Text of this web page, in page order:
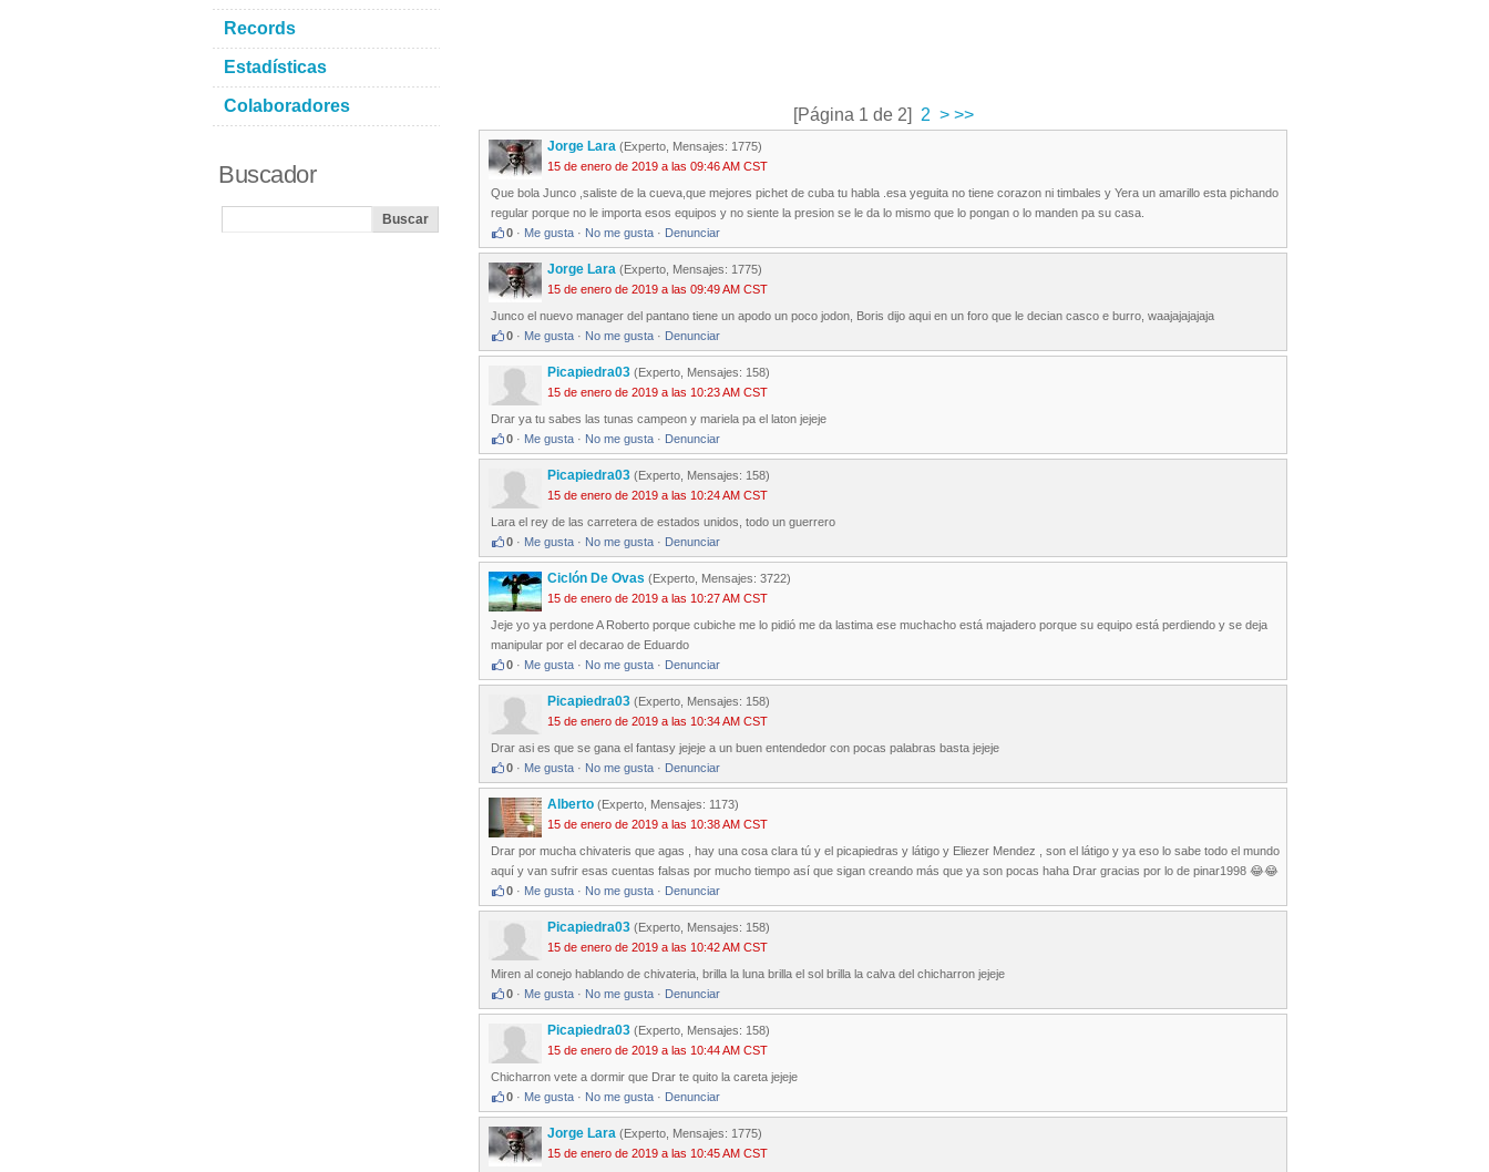
[Página 1 de 2] 2 >>>
Jorge Lara (Experto, Mensajes: 1775)
15 de enero de 2019 a las 09:46 AM CST
Que bola Junco ,saliste de la cueva,que mejores pichet de cuba tu habla .esa yeguita no tiene corazon ni timbales y Yera un amarillo esta pichando
regular porque no le importa esos equipos y no siente la presion se le da lo mismo que lo pongan o lo manden pa su casa.
0 · Me gusta · No me gusta · Denunciar
Jorge Lara (Experto, Mensajes: 1775)
15 de enero de 2019 a las 09:49 AM CST
Junco el nuevo manager del pantano tiene un apodo un poco jodon, Boris dijo aqui en un foro que le decian casco e burro, waajajajajaja
0 · Me gusta · No me gusta · Denunciar
Picapiedra03 (Experto, Mensajes: 158)
15 de enero de 2019 a las 10:23 AM CST
Drar ya tu sabes las tunas campeon y mariela pa el laton jejeje
0 · Me gusta · No me gusta · Denunciar
Picapiedra03 (Experto, Mensajes: 158)
15 de enero de 2019 a las 10:24 AM CST
Lara el rey de las carretera de estados unidos, todo un guerrero
0 · Me gusta · No me gusta · Denunciar
Ciclón De Ovas (Experto, Mensajes: 3722)
15 de enero de 2019 a las 10:27 AM CST
Jeje yo ya perdone A Roberto porque cubiche me lo pidió me da lastima ese muchacho está majadero porque su equipo está perdiendo y se deja
manipular por el decarao de Eduardo
0 · Me gusta · No me gusta · Denunciar
Picapiedra03 (Experto, Mensajes: 158)
15 de enero de 2019 a las 10:34 AM CST
Drar asi es que se gana el fantasy jejeje a un buen entendedor con pocas palabras basta jejeje
0 · Me gusta · No me gusta · Denunciar
Alberto (Experto, Mensajes: 1173)
15 de enero de 2019 a las 10:38 AM CST
Drar por mucha chivateris que agas , hay una cosa clara tú y el picapiedras y látigo y Eliezer Mendez , son el látigo y ya eso lo sabe todo el mundo
aquí y van sufrir esas cuentas falsas por mucho tiempo así que sigan creando más que ya son pocas haha Drar gracias por lo de pinar1998 😂😂
0 · Me gusta · No me gusta · Denunciar
Picapiedra03 (Experto, Mensajes: 158)
15 de enero de 2019 a las 10:42 AM CST
Miren al conejo hablando de chivateria, brilla la luna brilla el sol brilla la calva del chicharron jejeje
0 · Me gusta · No me gusta · Denunciar
Picapiedra03 (Experto, Mensajes: 158)
15 de enero de 2019 a las 10:44 AM CST
Chicharron vete a dormir que Drar te quito la careta jejeje
0 · Me gusta · No me gusta · Denunciar
Jorge Lara (Experto, Mensajes: 1775)
15 de enero de 2019 a las 10:45 AM CST
Records
Estadísticas
Colaboradores
Buscador